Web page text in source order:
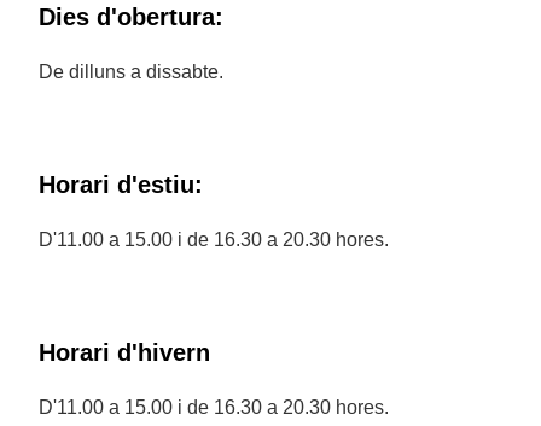
Dies d'obertura:
De dilluns a dissabte.
Horari d'estiu:
D'11.00 a 15.00 i de 16.30 a 20.30 hores.
Horari d'hivern
D'11.00 a 15.00 i de 16.30 a 20.30 hores.